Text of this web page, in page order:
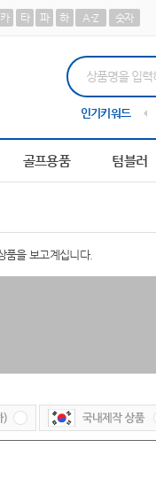
카 타 파 하 A-Z 숫자
인기키워드
10 AP-100413
골프용품 텀블러
품을 보고계십니다.